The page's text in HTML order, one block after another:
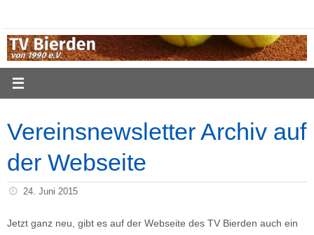
springen
Vereinsnewsletter Archiv auf
der Webseite
24. Juni 2015
Jetzt ganz neu, gibt es auf der Webseite des TV Bierden auch ein